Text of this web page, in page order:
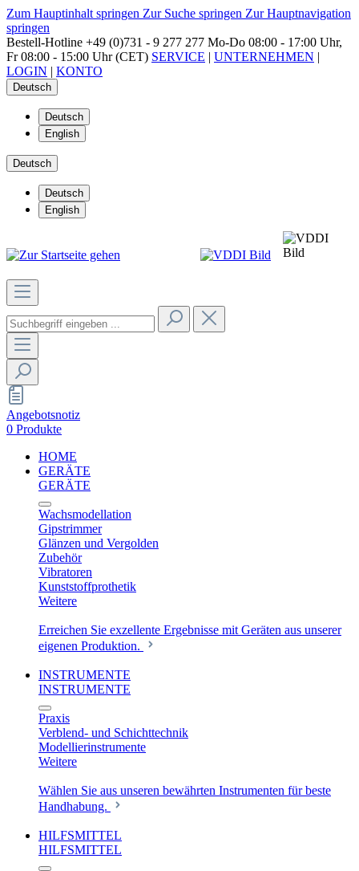
Zum Hauptinhalt springen Zur Suche springen Zur Hauptnavigation
springen
Bestell-Hotline +49 (0)731 - 9 277 277 Mo-Do 08:00 - 17:00 Uhr,
Fr 08:00 - 15:00 Uhr (CET) SERVICE | UNTERNEHMEN |
LOGIN | KONTO
Deutsch
Deutsch
English
Deutsch
Deutsch
English
Angebotsnotiz
0 Produkte
HOME
GERÄTE
GERÄTE
Wachsmodellation
Gipstrimmer
Glänzen und Vergolden
Zubehör
Vibratoren
Kunststoffprothetik
Weitere
Erreichen Sie exzellente Ergebnisse mit Geräten aus unserer
eigenen Produktion.
INSTRUMENTE
INSTRUMENTE
Praxis
Verblend- und Schichttechnik
Modellierinstrumente
Weitere
Wählen Sie aus unseren bewährten Instrumenten für beste
Handhabung.
HILFSMITTEL
HILFSMITTEL